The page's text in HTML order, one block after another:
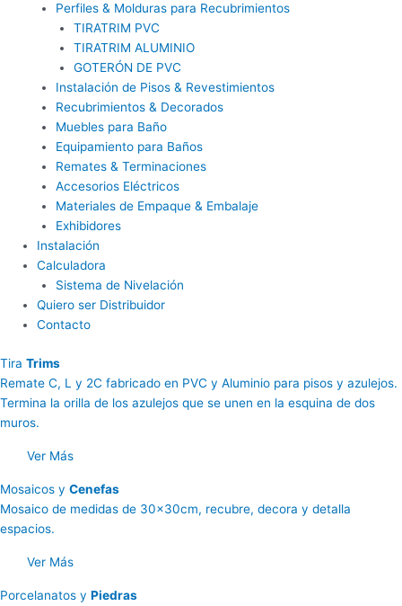
Perfiles & Molduras para Recubrimientos
TIRATRIM PVC
TIRATRIM ALUMINIO
GOTERÓN DE PVC
Instalación de Pisos & Revestimientos
Recubrimientos & Decorados
Muebles para Baño
Equipamiento para Baños
Remates & Terminaciones
Accesorios Eléctricos
Materiales de Empaque & Embalaje
Exhibidores
Instalación
Calculadora
Sistema de Nivelación
Quiero ser Distribuidor
Contacto
Tira Trims
Remate C, L y 2C fabricado en PVC y Aluminio para pisos y azulejos.
Termina la orilla de los azulejos que se unen en la esquina de dos
muros.
Ver Más
Mosaicos y Cenefas
Mosaico de medidas de 30x30cm, recubre, decora y detalla
espacios.
Ver Más
Porcelanatos y Piedras